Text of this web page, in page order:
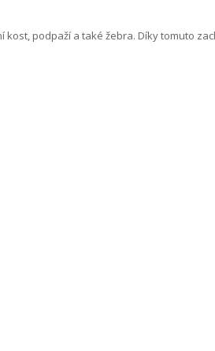
podpaží a také žebra. Díky tomuto